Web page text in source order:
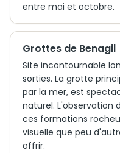
entre mai et octobre.
Grottes de Benagil
Site incontournable
sorties. La grotte
par la mer, est
naturel. L'observation
ces formations
visuelle que peu
offrir.